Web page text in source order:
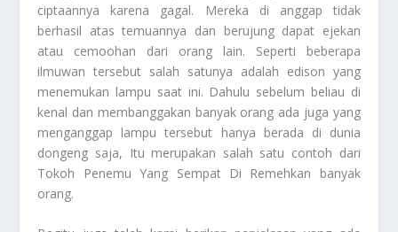
ciptaannya karena gagal. Mereka di anggap tidak
berhasil atas temuannya dan berujung dapat ejekan
atau cemoohan dari orang lain. Seperti beberapa
ilmuwan tersebut salah satunya adalah edison yang
menemukan lampu saat ini. Dahulu sebelum beliau di
kenal dan membanggakan banyak orang ada juga yang
menganggap lampu tersebut hanya berada di dunia
dongeng saja, Itu merupakan salah satu contoh dari
Tokoh Penemu Yang Sempat Di Remehkan banyak
orang.